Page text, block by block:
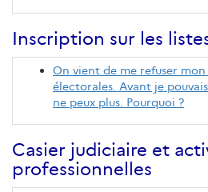
Inscription sur les
On vient de me refuser
électorales. Avant je
ne peux plus. Pourquoi ?
Casier judiciaire et
professionnelles